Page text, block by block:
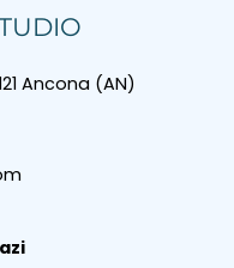
Ancona (AN)